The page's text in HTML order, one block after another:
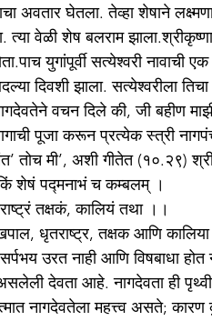
अवतार घेतला. तेव्हा शेषाने
वेळी शेष बलराम
युगांपूर्वी सत्येश्‍वरी नावाची
दिवशी झाला. सत्येश्‍वरीला
वचन दिले की, जी बहीण
पूजा करून प्रत्येक स्त्री
तोच मी’, अशी गीतेत (१०.२९)
शेषं पद्मनाभं च कम्बलम् ।
तक्षकं, कालियं तथा ।।
धृतराष्ट्र, तक्षक आणि कालिया
उरत नाही आणि विषबाधा होत
देवता आहे. नागदेवता ही
नागदेवतेला महत्त्व असते; कारण